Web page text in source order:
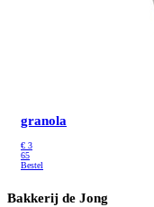
granola
€ 3
65
Bestel
Bakkerij de Jong